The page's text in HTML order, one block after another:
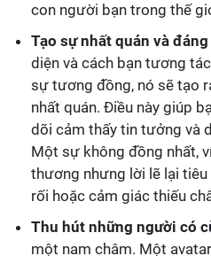
con người bạn trong thế
Tạo sự nhất quán và
diện và cách bạn tương
sự tương đồng, nó sẽ tạo
nhất quán. Điều này giúp
dõi cảm thấy tin tưởng và
Một sự không đồng nhất,
thương nhưng lời lẽ lại
rối hoặc cảm giác thiếu
Thu hút những người có
một nam châm. Một